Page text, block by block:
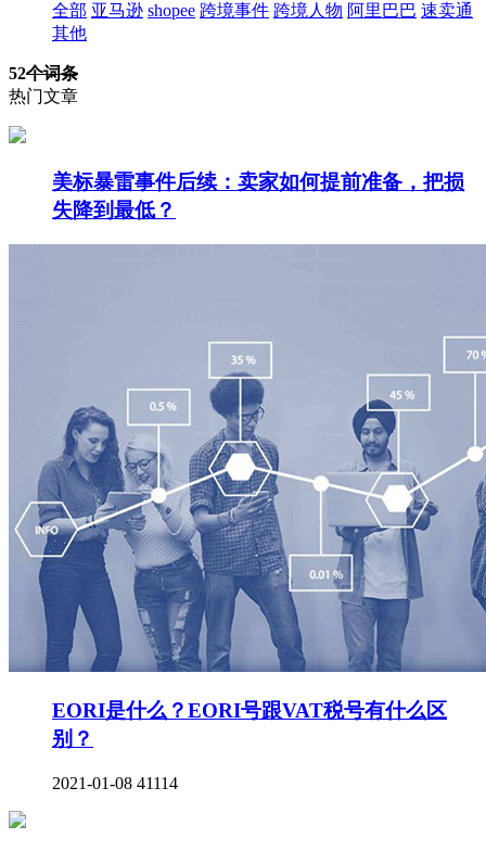
全部 亚马逊 shopee 跨境事件 跨境人物 阿里巴巴 速卖通
其他
52个词条
热门文章
美标暴雷事件后续：卖家如何提前准备，把损
失降到最低？
EORI是什么？EORI号跟VAT税号有什么区
别？
2021-01-08 41114